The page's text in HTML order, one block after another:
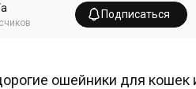
Подписаться
ошейники для кошек